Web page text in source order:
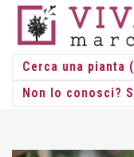
HOME/ROSE